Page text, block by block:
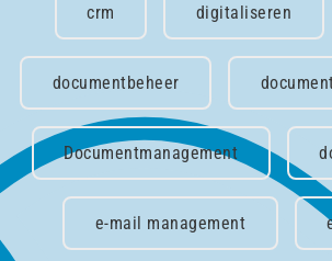
crm digitaliseren
documentbeheer
Documentmanagement
e-mail management